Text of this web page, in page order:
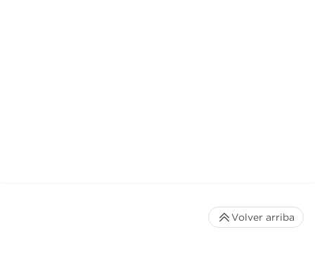
Volver arriba